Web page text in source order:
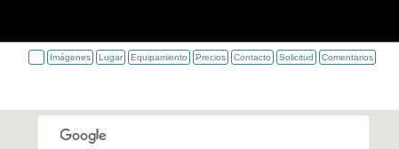
Imágenes Lugar Equipamiento Precios Contacto Solicitud Comentarios